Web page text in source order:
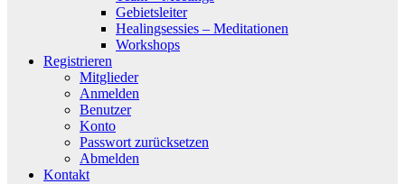
Gebietsleiter
Healingsessies – Meditationen
Workshops
Registrieren
Mitglieder
Anmelden
Benutzer
Konto
Passwort zurücksetzen
Abmelden
Kontakt